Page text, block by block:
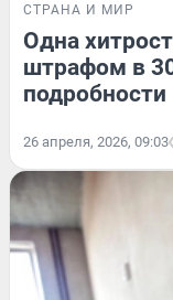
СТРАНА И МИР
Одна
штрафом в
подробности
26 апреля, 2026, 09:03